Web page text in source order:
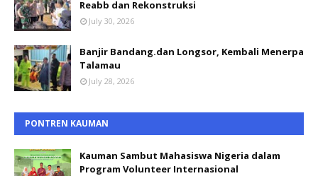
Reabb dan Rekonstruksi
July 30, 2026
Banjir Bandang.dan Longsor, Kembali Menerpa
Talamau
July 28, 2026
PONTREN KAUMAN
Kauman Sambut Mahasiswa Nigeria dalam
Program Volunteer Internasional